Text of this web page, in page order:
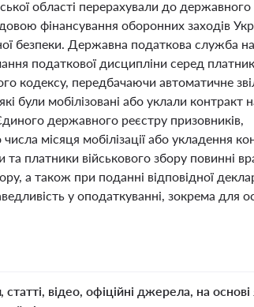
області перерахували до
фінансування оборонних заходів
безпеки. Державна податкова служба
податкової дисципліни серед
кодексу, передбачаючи автоматичне
були мобілізовані або уклали контракт
державного реєстру призовників,
місяця мобілізації або укладення
платники військового збору повинні
а також при поданні відповідної
у оподаткуванні, зокрема для
відео, офіційні джерела, на основі